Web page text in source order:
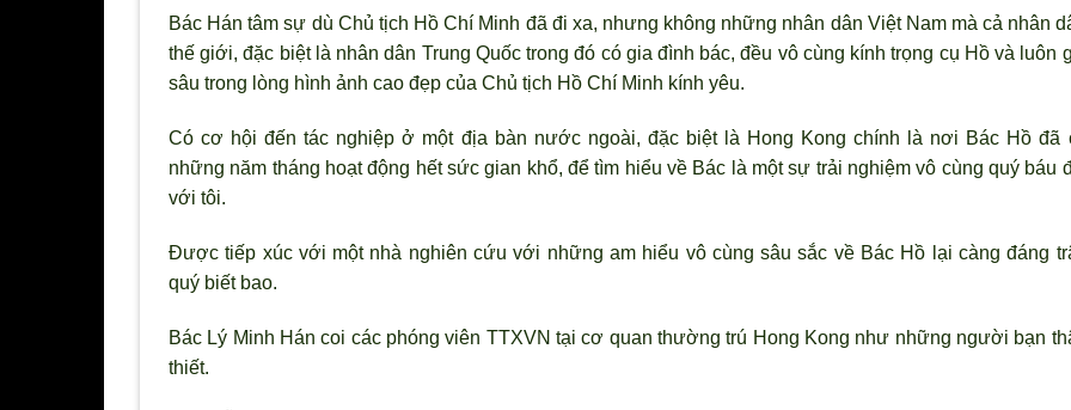
Bác Hán tâm sự dù Chủ tịch Hồ Chí Minh đã đi xa, nhưng không những nhân dân Việt Nam mà cả nhân
thế giới, đặc biệt là nhân dân Trung Quốc trong đó có gia đình bác, đều vô cùng kính trọng cụ Hồ và luôn
sâu trong lòng hình ảnh cao đẹp của Chủ tịch Hồ Chí Minh kính yêu.
Có cơ hội đến tác nghiệp ở một địa bàn nước ngoài, đặc biệt là Hong Kong chính là nơi Bác Hồ đã
những năm tháng hoạt động hết sức gian khổ, để tìm hiểu về Bác là một sự trải nghiệm vô cùng quý báu
với tôi.
Được tiếp xúc với một nhà nghiên cứu với những am hiểu vô cùng sâu sắc về Bác Hồ lại càng đáng
quý biết bao.
Bác Lý Minh Hán coi các phóng viên TTXVN tại cơ quan thường trú Hong Kong như những người bạn
thiết.